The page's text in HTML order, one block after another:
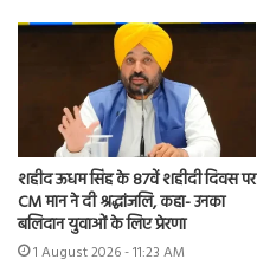
शहीद ऊधम सिंह के 87वें शहीदी दिवस पर
CM मान ने दी श्रद्धांजलि, कहा- उनका
बलिदान युवाओं के लिए प्रेरणा
1 August 2026 - 11:23 AM